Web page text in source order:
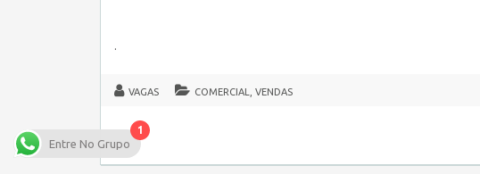
.
VAGAS COMERCIAL, VENDAS
1
Entre No Grupo